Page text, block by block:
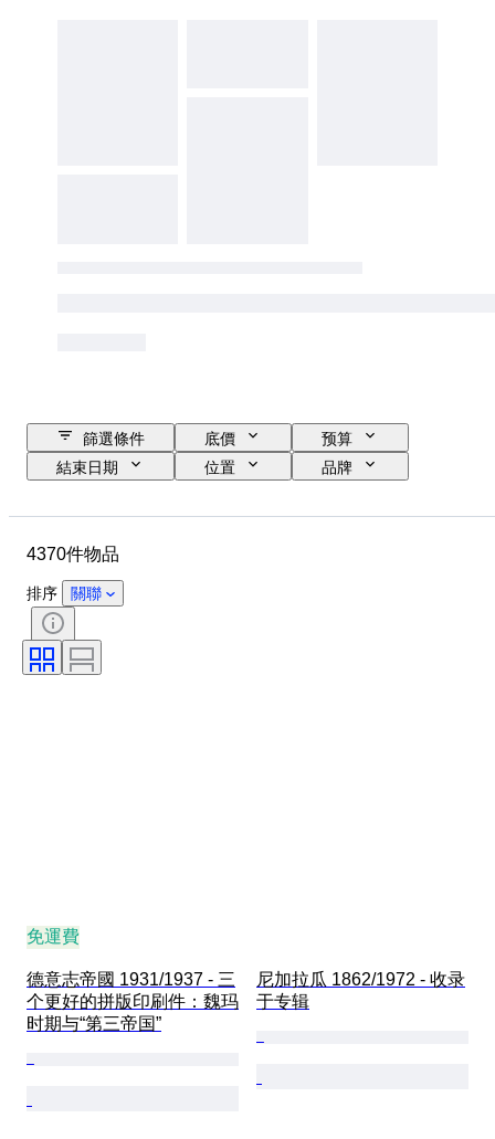
篩選條件 底價
预算
結束日期
位置
品牌
證明
技術
版
出售者：
時代
4370件物品
排序 關聯
免運費
德意志帝國 1931/1937 - 三
个更好的拼版印刷件：魏玛
时期与“第三帝国”
尼加拉瓜 1862/1972 - 收录
于专辑